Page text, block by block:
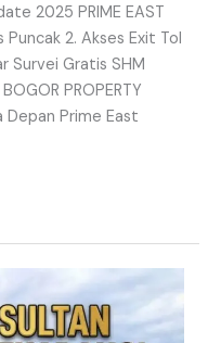
2025 PRIME EAST
Puncak 2. Akses Exit Tol
Survei Gratis SHM
PROPERTY
Depan Prime East